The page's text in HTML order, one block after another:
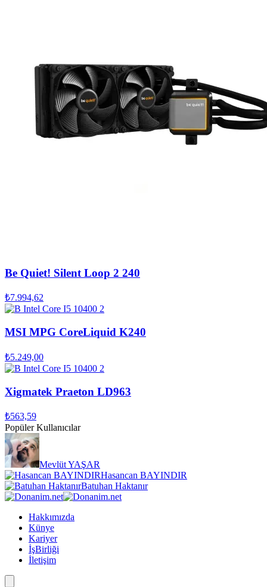
Be Quiet! Silent Loop 2 240
₺7.994,62
MSI MPG CoreLiquid K240
₺5.249,00
Xigmatek Praeton LD963
₺563,59
Popüler Kullanıcılar
Mevlüt YAŞAR
Hasancan BAYINDIR
Batuhan Haktanır
Hakkımızda
Künye
Kariyer
İşBirliği
İletişim